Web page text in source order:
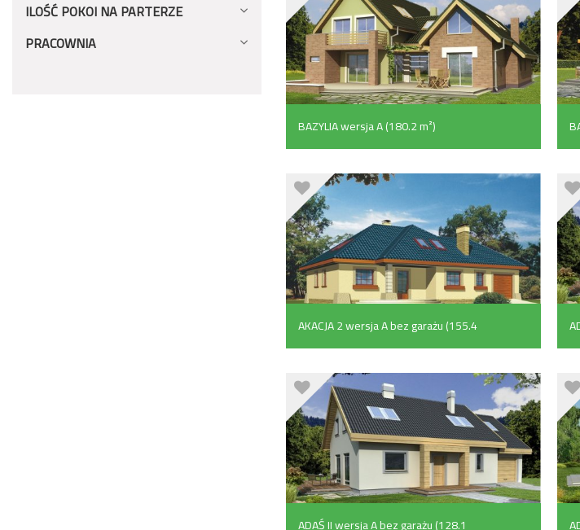
ILOŚĆ POKOI NA PARTERZE
PRACOWNIA
BAZYLIA wersja A (180.2 m²)
AKACJA 2 wersja A bez garażu (155.4
m²)
ADAŚ II wersja A bez garażu (128.1